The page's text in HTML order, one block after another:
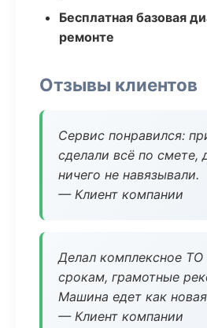
Бесплатная базовая
ремонте
Отзывы клиентов
Сервис понравился:
сделали всё по смете,
ничего не навязывали.
— Клиент компании
Делал комплексное
срокам, грамотные
Машина едет как
— Клиент компании